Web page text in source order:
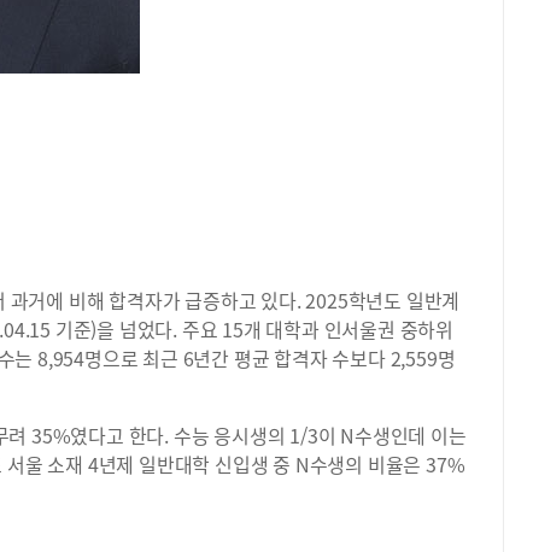
거에 비해 합격자가 급증하고 있다. 2025학년도 일반계
기준)을 넘었다. 주요 15개 대학과 인서울권 중하위
는 8,954명으로 최근 6년간 평균 합격자 수보다 2,559명
35%였다고 한다. 수능 응시생의 1/3이 N수생인데 이는
울 소재 4년제 일반대학 신입생 중 N수생의 비율은 37%